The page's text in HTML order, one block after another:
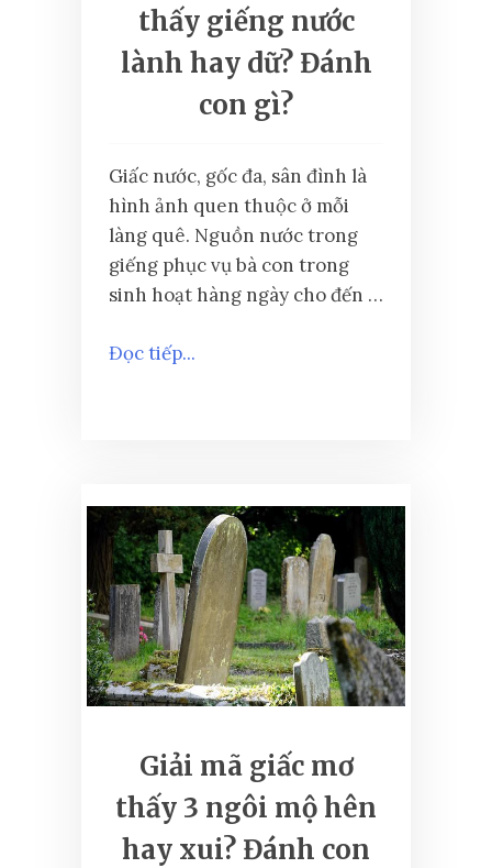
thấy giếng nước
lành hay dữ? Đánh
con gì?
Giấc nước, gốc đa, sân đình là
hình ảnh quen thuộc ở mỗi
làng quê. Nguồn nước trong
giếng phục vụ bà con trong
sinh hoạt hàng ngày cho đến …
Đọc tiếp...
Giải mã giấc mơ
thấy 3 ngôi mộ hên
hay xui? Đánh con